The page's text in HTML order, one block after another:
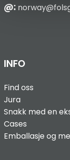
@:
INFO
Find oss
Jura
Snakk med en
Cases
Emballasje og